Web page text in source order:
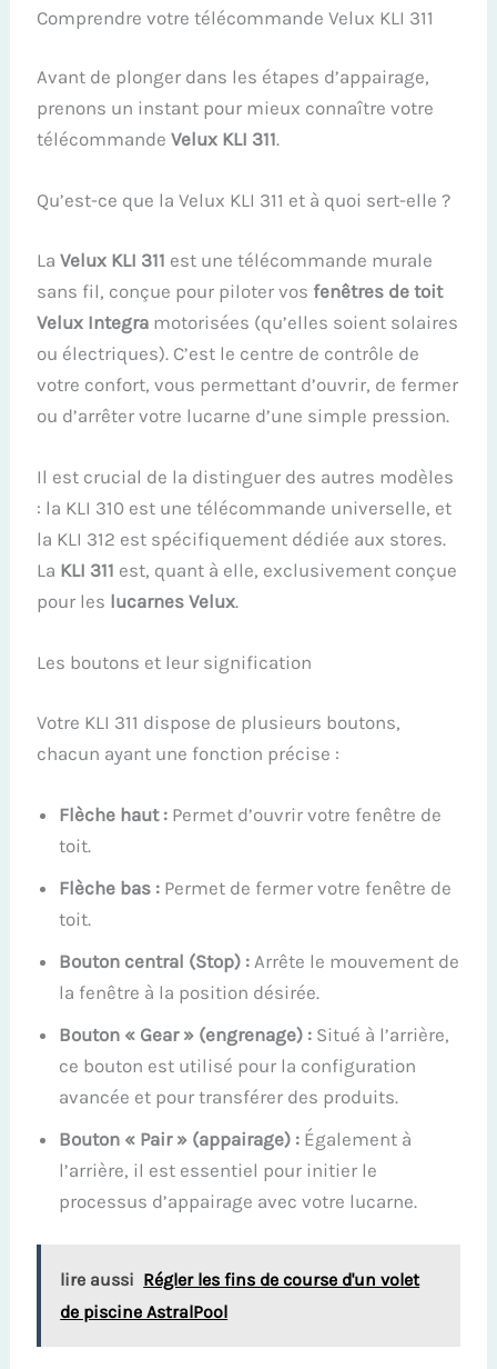
Comprendre votre télécommande Velux KLI 311
Avant de plonger dans les étapes d’appairage,
prenons un instant pour mieux connaître votre
télécommandeVelux KLI 311.
Qu’est-ce que la Velux KLI 311 et à quoi sert-elle ?
LaVelux KLI 311 est une télécommande murale
sans fil, conçue pour piloter vos fenêtres de toit
Velux Integra motorisées (qu’elles soient solaires
ou électriques). C’est le centre de contrôle de
votre confort, vous permettant d’ouvrir, de fermer
ou d’arrêter votre lucarne d’une simple pression.
Il est crucial de la distinguer des autres modèles
: la KLI 310 est une télécommande universelle, et
la KLI 312 est spécifiquement dédiée aux stores.
La KLI 311 est, quant à elle, exclusivement conçue
pour les lucarnes Velux.
Les boutons et leur signification
Votre KLI 311 dispose de plusieurs boutons,
chacun ayant une fonction précise :
Flèche haut : Permet d’ouvrir votre fenêtre de
toit.
Flèche bas : Permet de fermer votre fenêtre de
toit.
Bouton central (Stop) : Arrête le mouvement de
la fenêtre à la position désirée.
Bouton « Gear » (engrenage) : Situé à l’arrière,
ce bouton est utilisé pour la configuration
avancée et pour transférer des produits.
Bouton « Pair » (appairage) : Également à
l’arrière, il est essentiel pour initier le
processus d’appairage avec votre lucarne.
lire aussi Régler les fins de course d'un volet
de piscine AstralPool